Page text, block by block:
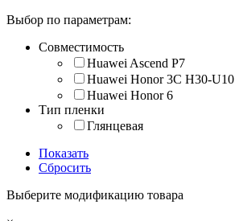
Выбор по параметрам:
Совместимость
Huawei Ascend P7
Huawei Honor 3C H30-U10
Huawei Honor 6
Тип пленки
Глянцевая
Показать
Сбросить
Выберите модификацию товара